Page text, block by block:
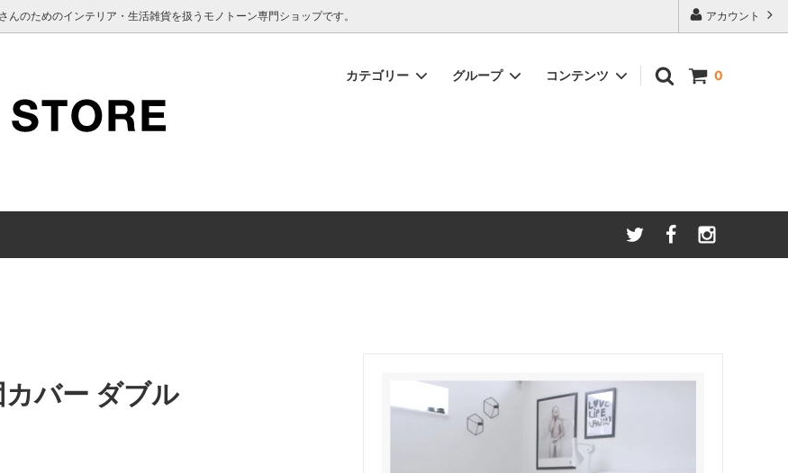
アカウント
のためのインテリア・生活雑貨を扱うモノトーン専門ショップです。
0
カテゴリー グループ コンテンツ
願い
カバー ダブル